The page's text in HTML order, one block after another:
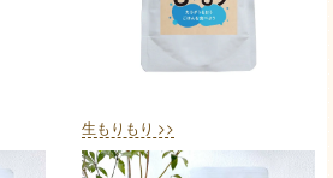
生もりもり >>